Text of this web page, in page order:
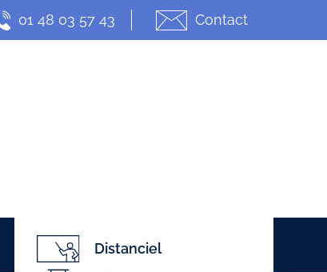
Contact
01 48 03 57 43
Actualités
Distanciel